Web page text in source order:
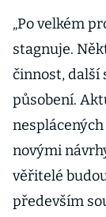
„Po velkém
stagnuje.
činnost, další
působení.
novými
věřitelé
především